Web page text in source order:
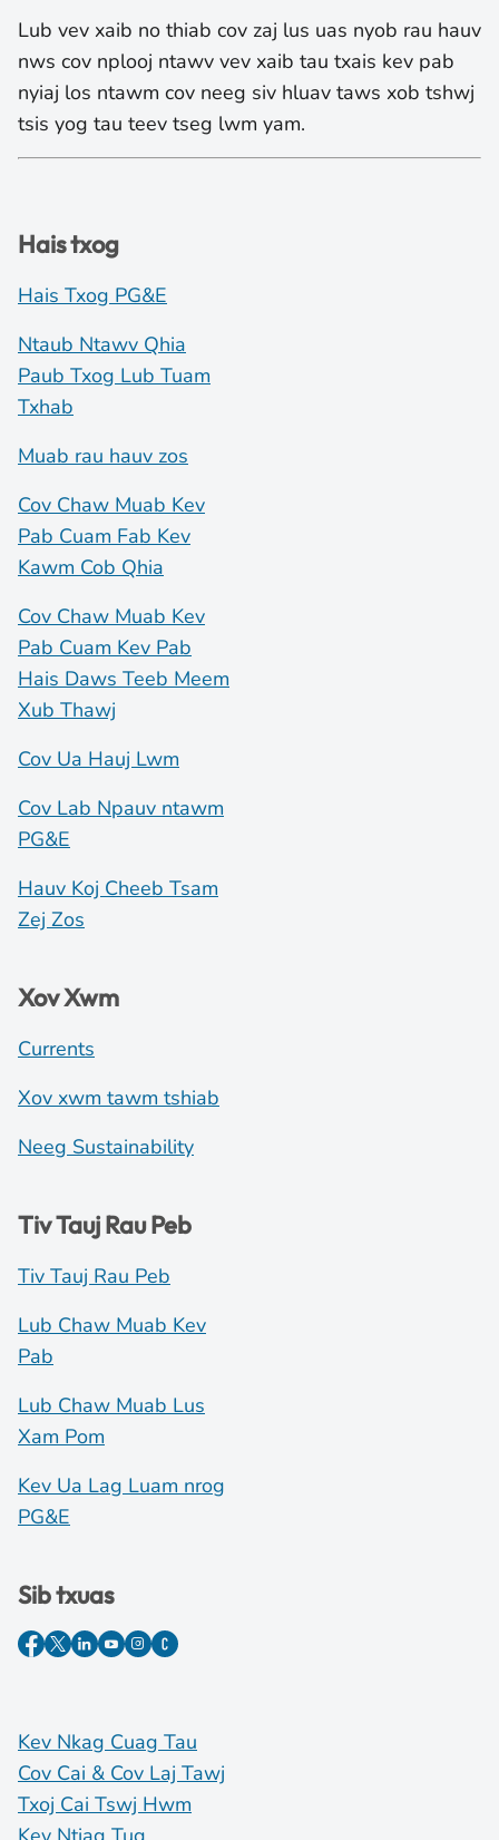
Lub vev xaib no thiab cov zaj lus uas nyob rau hauv
nws cov nplooj ntawv vev xaib tau txais kev pab
nyiaj los ntawm cov neeg siv hluav taws xob tshwj
tsis yog tau teev tseg lwm yam.
Hais txog
Hais Txog PG&E
Ntaub Ntawv Qhia
Paub Txog Lub Tuam
Txhab
Muab rau hauv zos
Cov Chaw Muab Kev
Pab Cuam Fab Kev
Kawm Cob Qhia
Cov Chaw Muab Kev
Pab Cuam Kev Pab
Hais Daws Teeb Meem
Xub Thawj
Cov Ua Hauj Lwm
Cov Lab Npauv ntawm
PG&E
Hauv Koj Cheeb Tsam
Zej Zos
Xov Xwm
Currents
Xov xwm tawm tshiab
Neeg Sustainability
Tiv Tauj Rau Peb
Tiv Tauj Rau Peb
Lub Chaw Muab Kev
Pab
Lub Chaw Muab Lus
Xam Pom
Kev Ua Lag Luam nrog
PG&E
Sib txuas
Kev Nkag Cuag Tau
Cov Cai & Cov Laj Tawj
Txoj Cai Tswj Hwm